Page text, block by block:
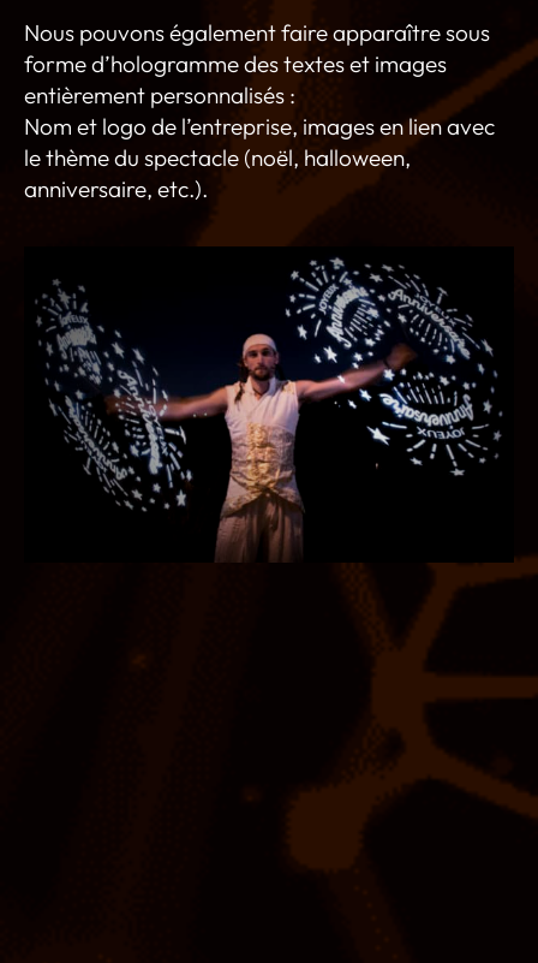
Nous pouvons également faire apparaître sous
forme d’hologramme des textes et images
entièrement personnalisés :
Nom et logo de l’entreprise, images en lien avec
le thème du spectacle (noël, halloween,
anniversaire, etc.).